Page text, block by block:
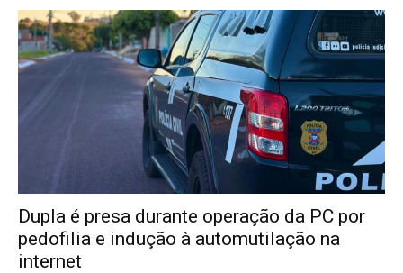
Dupla é presa durante operação da PC por
pedofilia e indução à automutilação na
internet